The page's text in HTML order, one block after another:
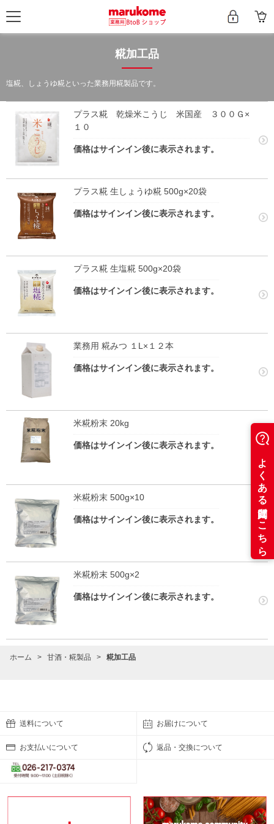
糀加工品
塩糀、しょうゆ糀といった業務用糀製品です。
プラス糀 乾燥米こうじ 米国産 ３００Ｇ×
１０
価格はサインイン後に表示されます。
プラス糀 生しょうゆ糀 500g×20袋
価格はサインイン後に表示されます。
プラス糀 生塩糀 500g×20袋
価格はサインイン後に表示されます。
業務用 糀みつ １L×１２本
価格はサインイン後に表示されます。
米糀粉末 20kg
価格はサインイン後に表示されます。
米糀粉末 500g×10
価格はサインイン後に表示されます。
米糀粉末 500g×2
価格はサインイン後に表示されます。
ホーム > 甘酒・糀製品 > 糀加工品
送料について お届けについて
お支払いについて 返品・交換について